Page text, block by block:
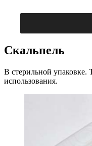
Скальпель
В стерильной упаковке.
использования.